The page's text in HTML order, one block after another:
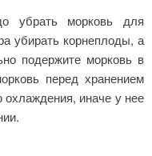
убрать мор­ковь для
убирать корнеплоды, а
подержите морковь в
перед хранением
иначе у нее